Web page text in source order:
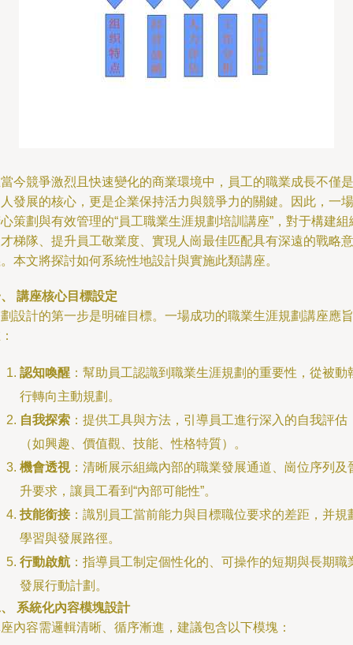
今競爭激烈且快速變化的商業環境中，員工的職業成長不僅是
發展的核心，更是企業保持活力與競爭力的關鍵。因此，一場
策劃與有效管理的“員工職業生涯規劃培訓講座”，對于構建組
梯隊、提升員工敬業度、實現人崗最佳匹配具有深遠的戰略意
本文將探討如何系統性地設計與實施此類講座。
講座核心目標設定
設計的第一步是明確目標。一場成功的職業生涯規劃講座應旨
認知喚醒 ：幫助員工認識到職業生涯規劃的重要性，從被動
行轉向主動規劃。
自我探索 ：提供工具與方法，引導員工進行深入的自我評估
（如興趣、價值觀、技能、性格特質）。
機會透視：清晰展示組織內部的職業發展通道、崗位序列及
升要求，讓員工看到“內部可能性”。
技能銜接：識別員工當前能力與目標職位要求的差距，并規
學習與發展路徑。
行動啟航 ：指導員工制定個性化的、可操作的短期與長期職
發展行動計劃。
系統化內容模塊設計
內容需邏輯清晰、循序漸進，建議包含以下模塊：